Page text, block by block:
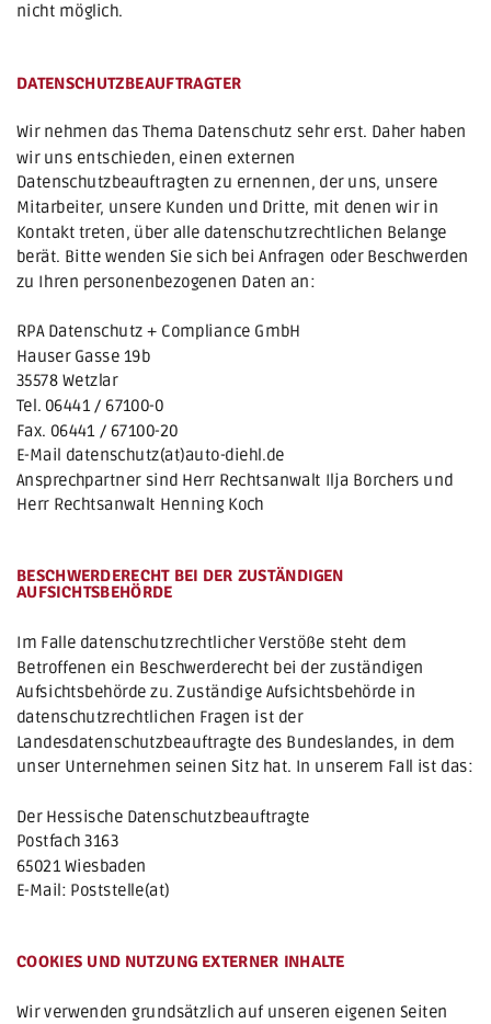
nicht möglich.
DATENSCHUTZBEAUFTRAGTER
Wir nehmen das Thema Datenschutz sehr erst. Daher haben
wir uns entschieden, einen externen
Datenschutzbeauftragten zu ernennen, der uns, unsere
Mitarbeiter, unsere Kunden und Dritte, mit denen wir in
Kontakt treten, über alle datenschutzrechtlichen Belange
berät. Bitte wenden Sie sich bei Anfragen oder Beschwerden
zu Ihren personenbezogenen Daten an:
RPA Datenschutz + Compliance GmbH
Hauser Gasse 19b
35578 Wetzlar
Tel. 06441 / 67100-0
Fax. 06441 / 67100-20
E-Mail datenschutz(at)auto-diehl.de
Ansprechpartner sind Herr Rechtsanwalt Ilja Borchers und
Herr Rechtsanwalt Henning Koch
BESCHWERDERECHT BEI DER ZUSTÄNDIGEN
AUFSICHTSBEHÖRDE
Im Falle datenschutzrechtlicher Verstöße steht dem
Betroffenen ein Beschwerderecht bei der zuständigen
Aufsichtsbehörde zu. Zuständige Aufsichtsbehörde in
datenschutzrechtlichen Fragen ist der
Landesdatenschutzbeauftragte des Bundeslandes, in dem
unser Unternehmen seinen Sitz hat. In unserem Fall ist das:
Der Hessische Datenschutzbeauftragte
Postfach 3163
65021 Wiesbaden
E-Mail: Poststelle(at)
COOKIES UND NUTZUNG EXTERNER INHALTE
Wir verwenden grundsätzlich auf unseren eigenen Seiten